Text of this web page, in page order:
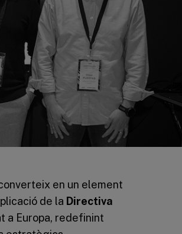
en un element
de la Directiva
a Europa, redefinint